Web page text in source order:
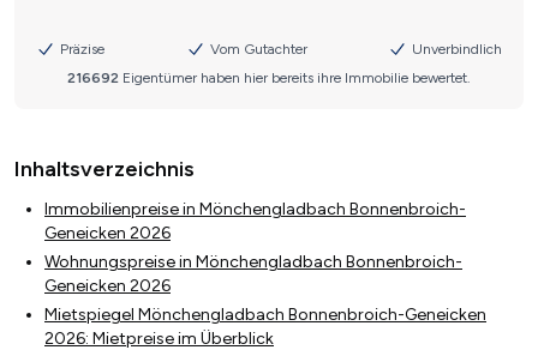
Inhaltsverzeichnis
Immobilienpreise in Mönchengladbach Bonnenbroich-
Geneicken 2026
Wohnungspreise in Mönchengladbach Bonnenbroich-
Geneicken 2026
Mietspiegel Mönchengladbach Bonnenbroich-Geneicken
2026: Mietpreise im Überblick